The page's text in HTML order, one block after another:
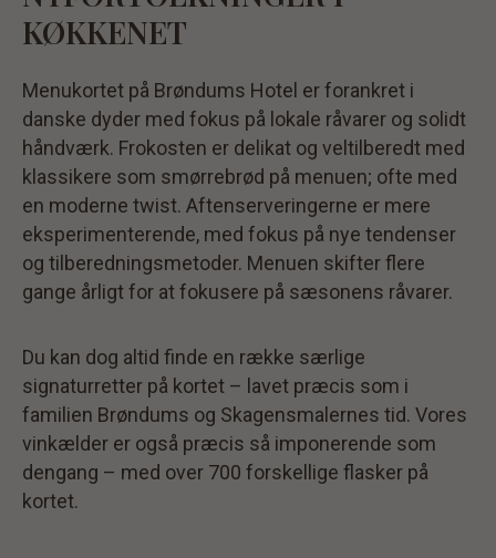
KØKKENET
Menukortet på Brøndums Hotel er forankret i
danske dyder med fokus på lokale råvarer og solidt
håndværk. Frokosten er delikat og veltilberedt med
klassikere som smørrebrød på menuen; ofte med
en moderne twist. Aftenserveringerne er mere
eksperimenterende, med fokus på nye tendenser
og tilberedningsmetoder. Menuen skifter flere
gange årligt for at fokusere på sæsonens råvarer.
Du kan dog altid finde en række særlige
signaturretter på kortet – lavet præcis som i
familien Brøndums og Skagensmalernes tid. Vores
vinkælder er også præcis så imponerende som
dengang – med over 700 forskellige flasker på
kortet.